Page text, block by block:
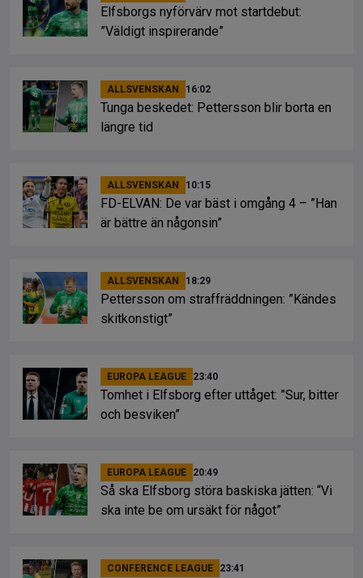
Elfsborgs nyförvärv mot startdebut:
”Väldigt inspirerande”
ALLSVENSKAN 16:02
Tunga beskedet: Pettersson blir borta en
längre tid
ALLSVENSKAN 10:15
FD-ELVAN: De var bäst i omgång 4 – ”Han
är bättre än någonsin”
ALLSVENSKAN 18:29
Pettersson om straffräddningen: ”Kändes
skitkonstigt”
EUROPA LEAGUE 23:40
Tomhet i Elfsborg efter uttåget: ”Sur, bitter
och besviken”
EUROPA LEAGUE 20:49
Så ska Elfsborg störa baskiska jätten: “Vi
ska inte be om ursäkt för något”
CONFERENCE LEAGUE 23:41